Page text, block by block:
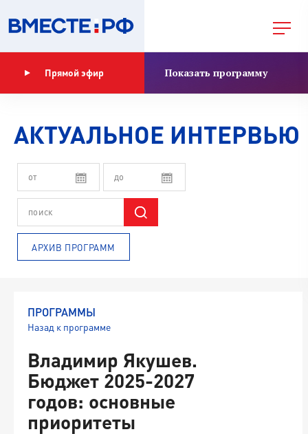
Прямой эфир Показать программу
АКТУАЛЬНОЕ ИНТЕРВЬЮ
АРХИВ ПРОГРАММ
ПРОГРАММЫ
Назад к программе
Владимир Якушев.
Бюджет 2025-2027
годов: основные
приоритеты